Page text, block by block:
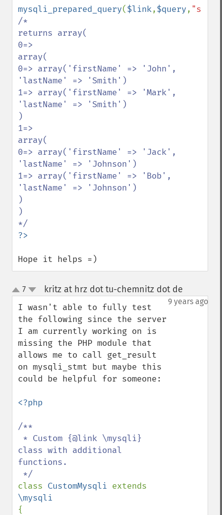
mysqli_prepared_query($link,$query, "s"
/*
returns array(
0=>
array(
0=> array('firstName' => 'John',
'lastName' => 'Smith')
1=> array('firstName' => 'Mark',
'lastName' => 'Smith')
)
1=>
array(
0=> array('firstName' => 'Jack',
'lastName' => 'Johnson')
1=> array('firstName' => 'Bob',
'lastName' => 'Johnson')
)
)
Hope it helps =)
up
down
7 kritz at hrz dot tu-chemnitz dot de
9 years ago
I wasn't able to fully test
the following since the server
I am currently working on is
missing the PHP module that
allows me to call get_result
on mysqli_stmt but maybe this
could be helpful for someone:
<?php
/**
class with additional
functions.
class CustomMysqli
{